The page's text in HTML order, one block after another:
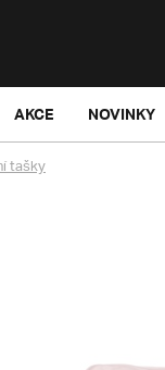
AKCE NOVINKY
tašky